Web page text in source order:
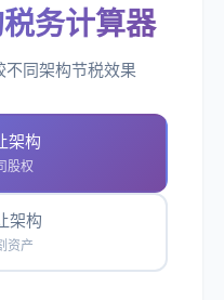
务计算器
同架构节税效果
架构
股权
架构
资产